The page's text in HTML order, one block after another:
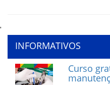
'
INFORMATIVOS
Curso